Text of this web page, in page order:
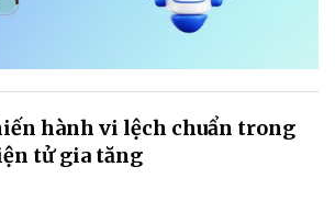
hành vi lệch chuẩn trong
tử gia tăng